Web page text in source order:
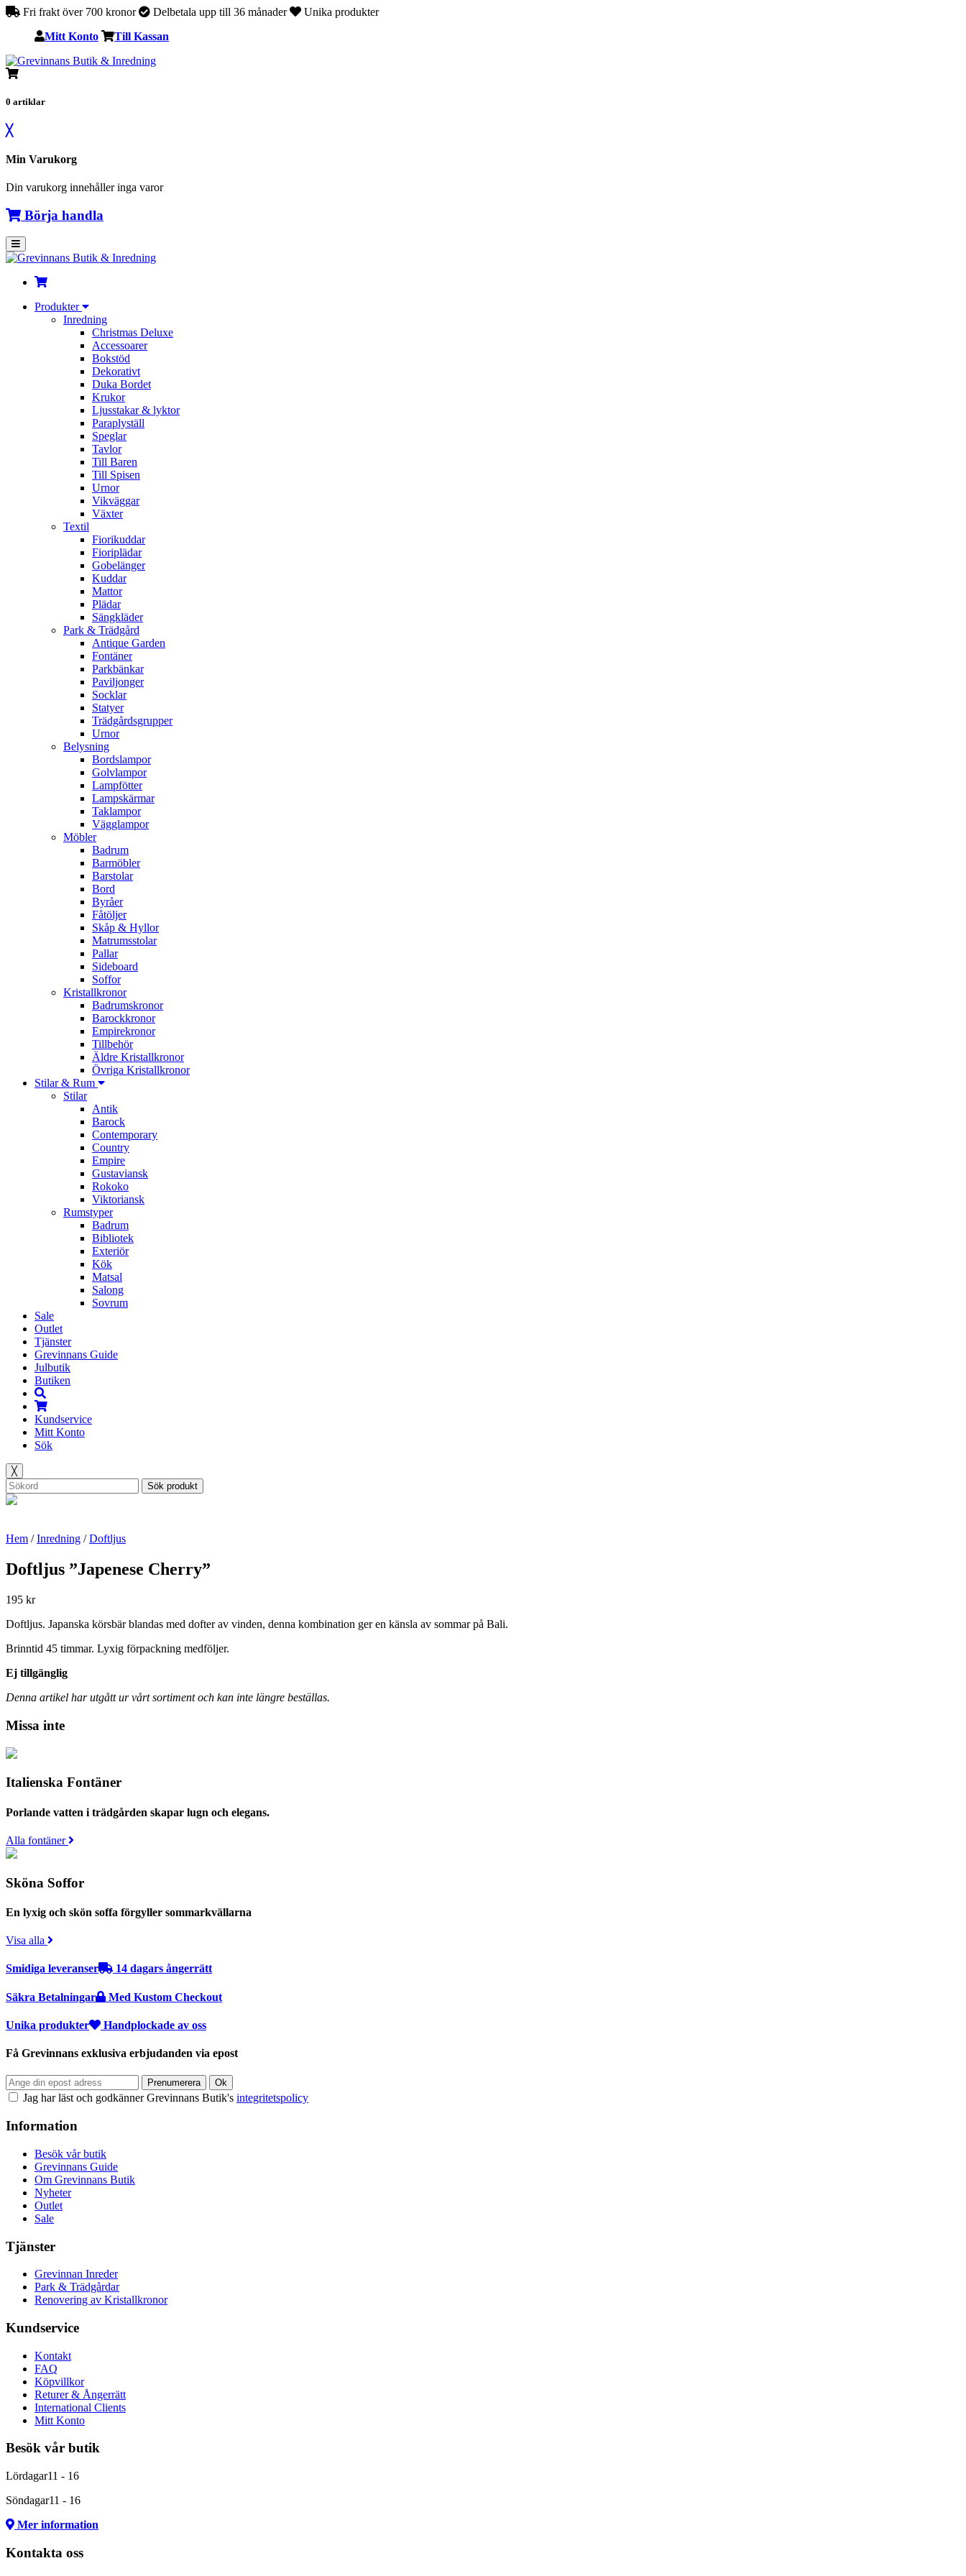
Fri frakt över 700 kronor Delbetala upp till 36 månader Unika produkter
Mitt Konto Till Kassan
0 artiklar
╳
Min Varukorg
Din varukorg innehåller inga varor
Börja handla
Produkter
Inredning
Christmas Deluxe
Accessoarer
Bokstöd
Dekorativt
Duka Bordet
Krukor
Ljusstakar & lyktor
Paraplyställ
Speglar
Tavlor
Till Baren
Till Spisen
Urnor
Vikväggar
Växter
Textil
Fiorikuddar
Fioriplädar
Gobelänger
Kuddar
Mattor
Plädar
Sängkläder
Park & Trädgård
Antique Garden
Fontäner
Parkbänkar
Paviljonger
Socklar
Statyer
Trädgårdsgrupper
Urnor
Belysning
Bordslampor
Golvlampor
Lampfötter
Lampskärmar
Taklampor
Vägglampor
Möbler
Badrum
Barmöbler
Barstolar
Bord
Byråer
Fåtöljer
Skåp & Hyllor
Matrumsstolar
Pallar
Sideboard
Soffor
Kristallkronor
Badrumskronor
Barockkronor
Empirekronor
Tillbehör
Äldre Kristallkronor
Övriga Kristallkronor
Stilar & Rum
Stilar
Antik
Barock
Contemporary
Country
Empire
Gustaviansk
Rokoko
Viktoriansk
Rumstyper
Badrum
Bibliotek
Exteriör
Kök
Matsal
Salong
Sovrum
Sale
Outlet
Tjänster
Grevinnans Guide
Julbutik
Butiken
Kundservice
Mitt Konto
Sök
╳
Sök produkt
Hem /Inredning /Doftljus
Doftljus ”Japenese Cherry”
195 kr
Doftljus. Japanska körsbär blandas med dofter av vinden, denna kombination ger en känsla av sommar på Bali.
Brinntid 45 timmar. Lyxig förpackning medföljer.
Ej tillgänglig
Denna artikel har utgått ur vårt sortiment och kan inte längre beställas.
Missa inte
Italienska Fontäner
Porlande vatten i trädgården skapar lugn och elegans.
Alla fontäner
Sköna Soffor
En lyxig och skön soffa förgyller sommarkvällarna
Visa alla
Smidiga leveranser 14 dagars ångerrätt
Säkra Betalningar Med Kustom Checkout
Unika produkter Handplockade av oss
Få Grevinnans exklusiva erbjudanden via epost
Jag har läst och godkänner Grevinnans Butik's integritetspolicy
Information
Besök vår butik
Grevinnans Guide
Om Grevinnans Butik
Nyheter
Outlet
Sale
Tjänster
Grevinnan Inreder
Park & Trädgårdar
Renovering av Kristallkronor
Kundservice
Kontakt
FAQ
Köpvillkor
Returer & Ångerrätt
International Clients
Mitt Konto
Besök vår butik
Lördagar11 - 16
Söndagar11 - 16
Mer information
Kontakta oss